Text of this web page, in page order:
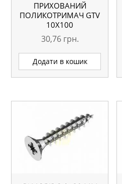
ПРИХОВАНИЙ
ПОЛИКОТРИМАЧ GTV
10Х100
30,76 грн.
Додати в кошик